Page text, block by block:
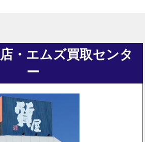
・エムズ買取センタ
ー